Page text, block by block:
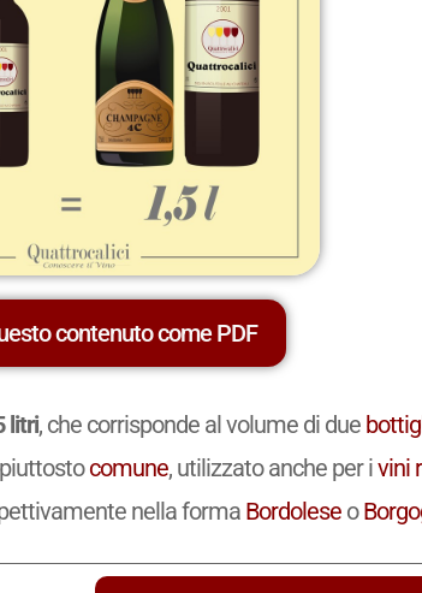
contenuto come PDF
litri, che corrisponde al volume di due
comune, utilizzato anche per ivini
nella forma Bordolese o